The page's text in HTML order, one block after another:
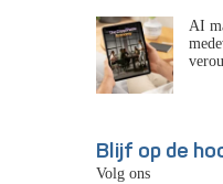
AI
Blijf op de
Volg ons